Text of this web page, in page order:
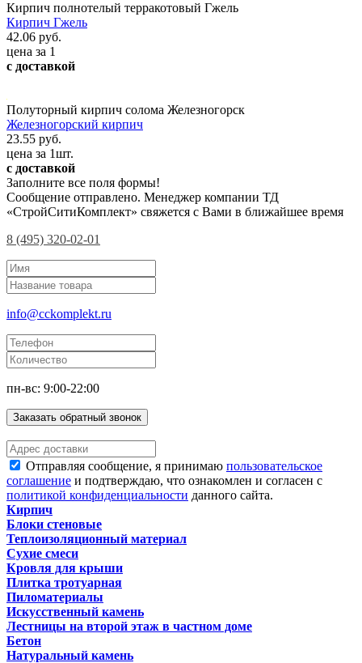
Кирпич полнотелый терракотовый Гжель
Кирпич Гжель
42.06 руб.
цена за 1
с доставкой
Полуторный кирпич солома Железногорск
Железногорский кирпич
23.55 руб.
цена за 1шт.
с доставкой
Заполните все поля формы!
Сообщение отправлено. Менеджер компании ТД
«СтройСитиКомплект» свяжется с Вами в ближайшее время
8 (495) 320-02-01
info@cckomplekt.ru
пн-вс: 9:00-22:00
Заказать обратный звонок
Отправляя сообщение, я принимаю пользовательское
соглашение и подтверждаю, что ознакомлен и согласен с
политикой конфиденциальности данного сайта.
Кирпич
Блоки стеновые
Теплоизоляционный материал
Сухие смеси
Кровля для крыши
Плитка тротуарная
Пиломатериалы
Искусственный камень
Лестницы на второй этаж в частном доме
Бетон
Натуральный камень